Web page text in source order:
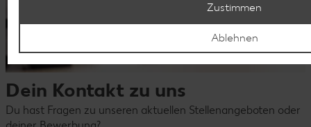
Dein Kontakt zu uns
Du hast Fragen zu unseren aktuellen Stellenangeboten oder
Ablehnen
Zustimmen